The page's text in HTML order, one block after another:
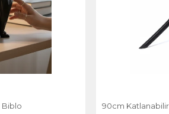
Biblo 90cm